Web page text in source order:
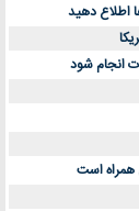
اطلاع دهید
انجام شود